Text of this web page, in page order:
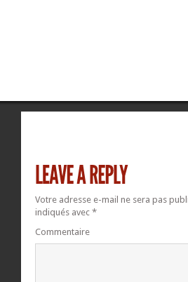
Votre adresse e-mail ne sera pas
indiqués avec *
Commentaire